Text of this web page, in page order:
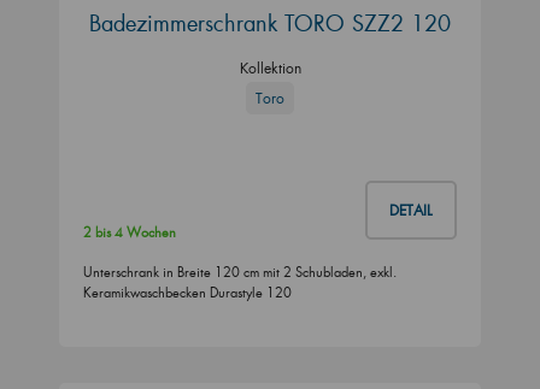
Badezimmerschrank TORO SZZ2 120
Kollektion
Toro
DETAIL
2 bis 4 Wochen
Unterschrank in Breite 120 cm mit 2 Schubladen, exkl.
Keramikwaschbecken Durastyle 120